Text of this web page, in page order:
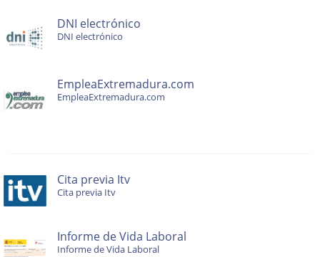
DNI electrónico
DNI electrónico
EmpleaExtremadura.com
EmpleaExtremadura.com
Cita previa Itv
Cita previa Itv
Informe de Vida Laboral
Informe de Vida Laboral